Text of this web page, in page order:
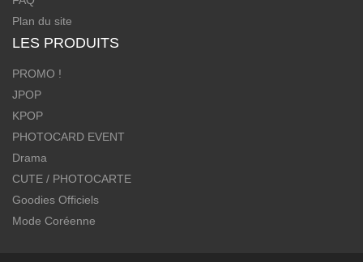
Plan du site
LES PRODUITS
PROMO !
JPOP
KPOP
PHOTOCARD EVENT
Drama
CUTE / PHOTOCARTE
Goodies Officiels
Mode Coréenne